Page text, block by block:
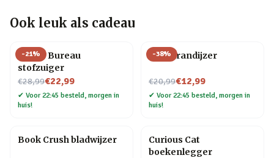
Ook leuk als cadeau
-21%
Henry Bureau
stofzuiger
€28,99
Nu voor€22,99
✔ Voor 22:45 besteld, morgen in
huis!
-38%
BBQ brandijzer
€20,99
Nu voor€12,99
✔ Voor 22:45 besteld, morgen in
huis!
Book Crush bladwijzer
Curious Cat
boekenlegger